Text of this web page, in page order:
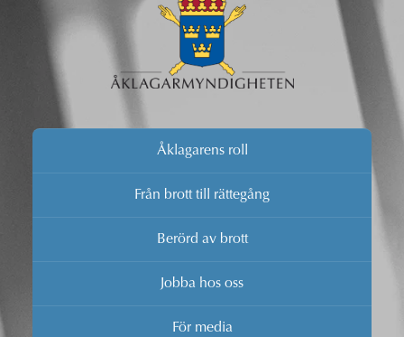
Åklagarens roll
Från brott till rättegång
Berörd av brott
Jobba hos oss
För media